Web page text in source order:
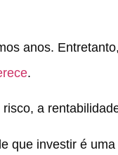
anos.
.
a
que investir é